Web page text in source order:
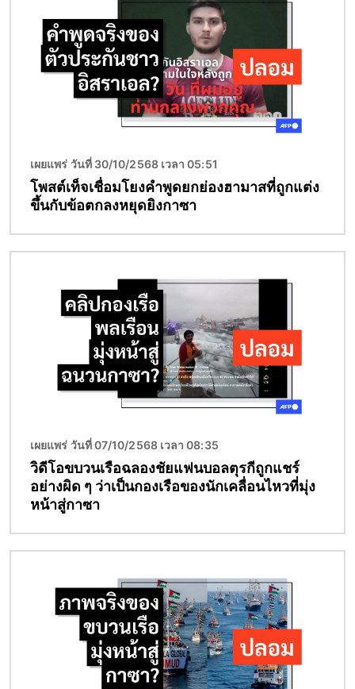
เผยแพร่ วันที่ 30/10/2568 เวลา 05:51
โพสต์เท็จเชื่อมโยงคำพูดยกย่องฮามาสที่ถูกแต่ง
ขึ้นกับข้อตกลงหยุดยิงกาซา
เผยแพร่ วันที่ 07/10/2568 เวลา 08:35
วิดีโอขบวนเรือฉลองชัยแฟนบอลตุรกีถูกแชร์
อย่างผิด ๆ ว่าเป็นกองเรือของนักเคลื่อนไหวที่มุ่ง
หน้าสู่กาซา